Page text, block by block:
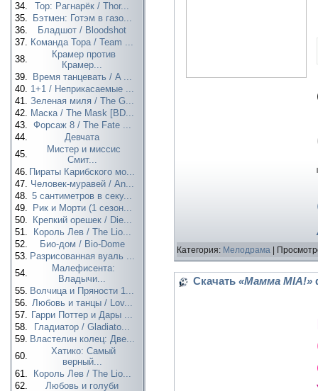
34.
Тор: Рагнарёк / Thor...
35.
Бэтмен: Готэм в газо...
36.
Бладшот / Bloodshot
37. Команда Тора / Team ...
38.
Крамер против
Крамер...
39.
Время танцевать / A ...
40. 1+1 / Неприкасаемые ...
41. Зеленая миля / The G...
42. Маска / The Mask [BD...
43. Форсаж 8 / The Fate ...
44.
Девчата
45.
Мистер и миссис
Смит...
46. Пираты Карибского мо...
47. Человек-муравей / An...
48. 5 сантиметров в секу...
49.
Рик и Морти (1 сезон...
50.
Крепкий орешек / Die...
51.
Король Лев / The Lio...
52.
Био-дом / Bio-Dome
53. Разрисованная вуаль ...
54.
Малефисента:
Владычи...
55. Волчица и Пряности 1...
56. Любовь и танцы / Lov...
57. Гарри Поттер и Дары ...
58.
Гладиатор / Gladiato...
59. Властелин колец: Две...
60.
Хатико: Самый
верный...
61.
Король Лев / The Lio...
62.
Любовь и голуби
Категория: Мелодрама |
Скачать «Мамма MIA!»